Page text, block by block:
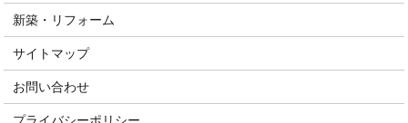
新築・リフォーム
サイトマップ
お問い合わせ